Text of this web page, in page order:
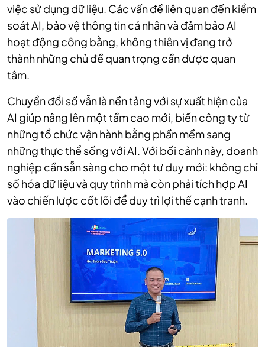
việc sử dụng dữ liệu. Các vấn đề liên quan đến kiểm
soát AI, bảo vệ thông tin cá nhân và đảm bảo AI
hoạt động công bằng, không thiên vị đang trở
thành những chủ đề quan trọng cần được quan
tâm.
Chuyển đổi số vẫn là nền tảng với sự xuất hiện của
AI giúp nâng lên một tầm cao mới, biến công ty từ
những tổ chức vận hành bằng phần mềm sang
những thực thể sống với AI. Với bối cảnh này, doanh
nghiệp cần sẵn sàng cho một tư duy mới: không chỉ
số hóa dữ liệu và quy trình mà còn phải tích hợp AI
vào chiến lược cốt lõi để duy trì lợi thế cạnh tranh.